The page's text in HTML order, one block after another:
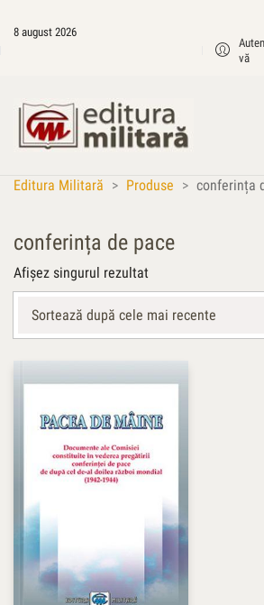
8 august 2026
vă
Editura Militară > Produse > conferința
conferința de pace
Afișez singurul rezultat
Sortează după cele mai recente